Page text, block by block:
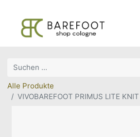
Alle Produkte
VIVOBAREFOOT PRIMUS LITE